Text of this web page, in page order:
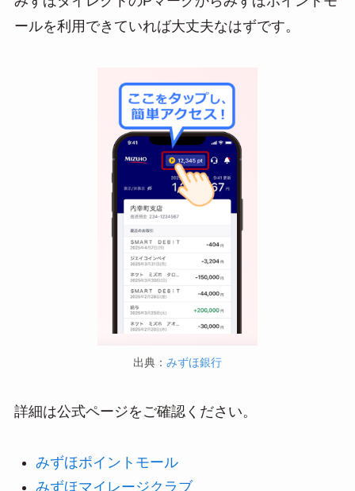
ールを利用できていれば大丈夫なはずです。
出典： みずほ銀行
詳細は公式ページをご確認ください。
みずほポイントモール
みずほマイレージクラブ